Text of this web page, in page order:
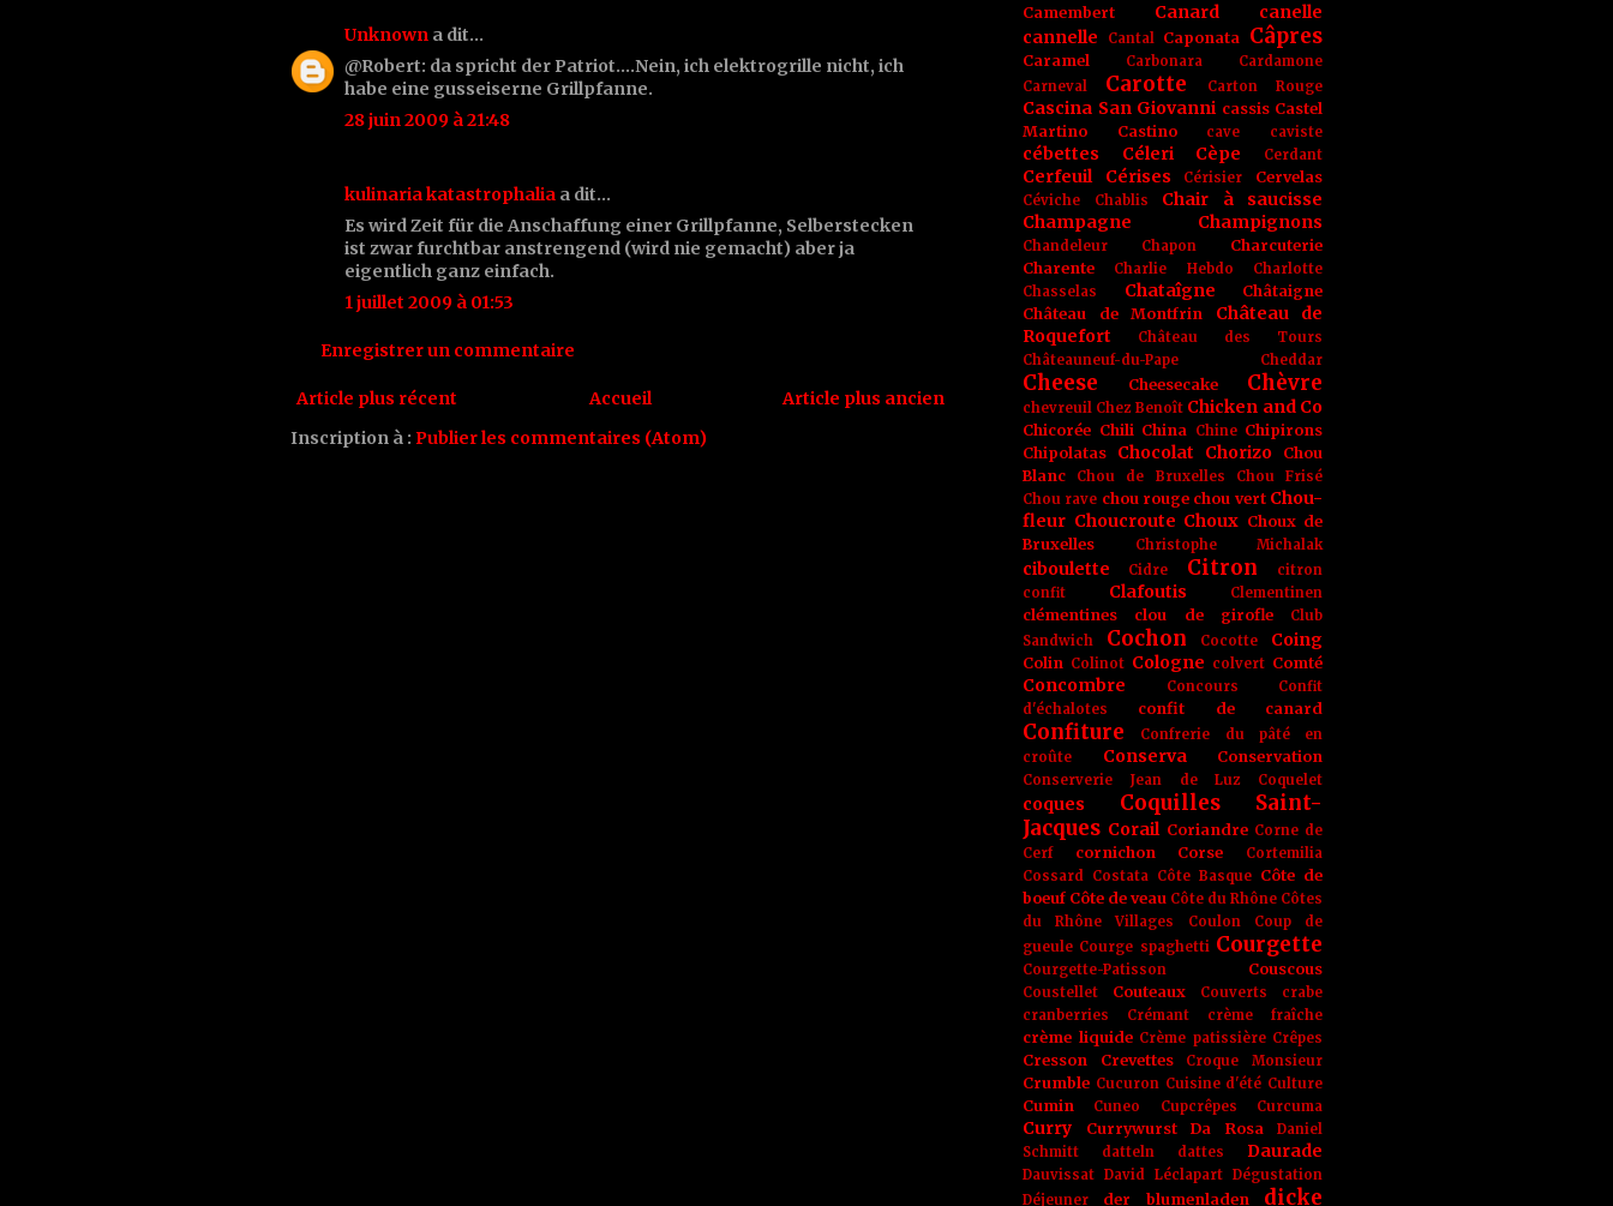
Unknown a dit…
@Robert: da spricht der Patriot....Nein, ich elektrogrille nicht, ich
habe eine gusseiserne Grillpfanne.
28 juin 2009 à 21:48
kulinaria katastrophalia a dit…
Es wird Zeit für die Anschaffung einer Grillpfanne, Selberstecken
ist zwar furchtbar anstrengend (wird nie gemacht) aber ja
eigentlich ganz einfach.
1 juillet 2009 à 01:53
Enregistrer un commentaire
Article plus récent Article plus ancien
Accueil
Inscription à : Publier les commentaires (Atom)
Camembert
Canard
canelle
cannelle
Cantal Caponata Câpres
Caramel Carbonara
Cardamone
Carneval
Carotte Carton Rouge
Cascina San Giovanni cassis Castel
Martino
Castino cave caviste
cébettes Céleri Cèpe Cerdant
Cerfeuil Cérises Cérisier Cervelas
Céviche Chablis
Chair à saucisse
Champagne
Champignons
Chandeleur Chapon
Charcuterie
Charente
Charlie Hebdo
Charlotte
Chasselas
Chataîgne
Châtaigne
Château de Montfrin
Château de
Roquefort
Château des Tours
Châteauneuf-du-Pape
Cheddar
Cheese Cheesecake Chèvre
chevreuil Chez Benoît Chicken and Co
Chicorée Chili China Chine Chipirons
Chipolatas
Chocolat Chorizo
Chou
Blanc
Chou de Bruxelles
Chou Frisé
Chou rave chou rouge chou vert Chou-
fleur Choucroute Choux Choux de
Bruxelles
Christophe Michalak
ciboulette Cidre Citron
citron
confit
Clafoutis Clementinen
clémentines clou de girofle
Club
Sandwich
Cochon Cocotte Coing
Colin Colinot Cologne colvert Comté
Concombre Concours
Confit
d'échalotes
confit de canard
Confiture
Confrerie du pâté en
croûte
Conserva Conservation
Conserverie Jean de Luz Coquelet
coques
Coquilles Saint-
Jacques Corail Coriandre Corne de
Cerf
cornichon Corse
Cortemilia
Cossard Costata Côte Basque Côte de
boeuf Côte de veau Côte du Rhône Côtes
du Rhône Villages
Coulon
Coup de
gueule Courge spaghetti Courgette
Courgette-Patisson Couscous
Coustellet Couteaux Couverts
crabe
cranberries
Crémant crème fraîche
crème liquide Crème patissière Crêpes
Cresson Crevettes Croque Monsieur
Crumble Cucuron Cuisine d'été Culture
Cumin Cuneo Cupcrêpes Curcuma
Curry Currywurst Da Rosa
Daniel
Schmitt
datteln dattes Daurade
Dauvissat David Léclapart Dégustation
Déjeuner
der blumenladen dicke